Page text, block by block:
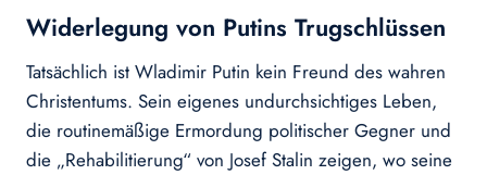
Widerlegung von Putins Trugschlüssen
Tatsächlich ist Wladimir Putin kein Freund des wahren
Christentums. Sein eigenes undurchsichtiges Leben,
die routinemäßige Ermordung politischer Gegner und
die „Rehabilitierung“ von Josef Stalin zeigen, wo seine